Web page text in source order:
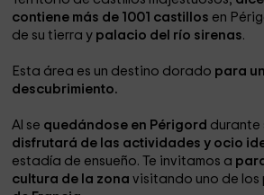
contiene más de 1001 castillos en
de su tierra y palacio del río sirenas.
Esta área es un destino dorado para
descubrimiento.
Al se quedándose en Périgord durante
disfrutará de las actividades y ocio
estadía de ensueño. Te invitamos a
cultura de la zonavisitando uno de los